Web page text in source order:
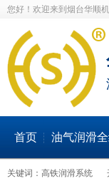
您好！欢迎来到烟台华顺
首页 油气润滑
关键词： 高铁润滑系统